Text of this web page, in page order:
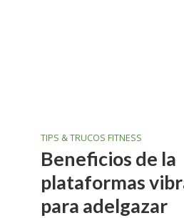
TIPS & TRUCOS FITNESS
Beneficios de la
plataformas
para adelgazar